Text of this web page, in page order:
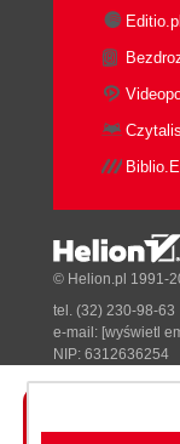
5. Word to
How
6. Den of
How
Editio.pl
© Helion.pl 1991-
tel. (32) 230-98-63
e-mail: [wyświetl
NIP: 6312636254